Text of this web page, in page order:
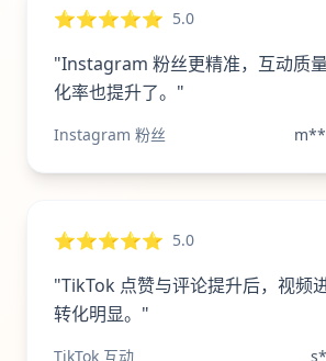
⭐⭐⭐⭐⭐ 5.0
"Instagram 粉丝更精准，互动质
化率也提升了。"
Instagram 粉丝
⭐⭐⭐⭐⭐ 5.0
"TikTok 点赞与评论提升后，视频
转化明显。"
TikTok 互动